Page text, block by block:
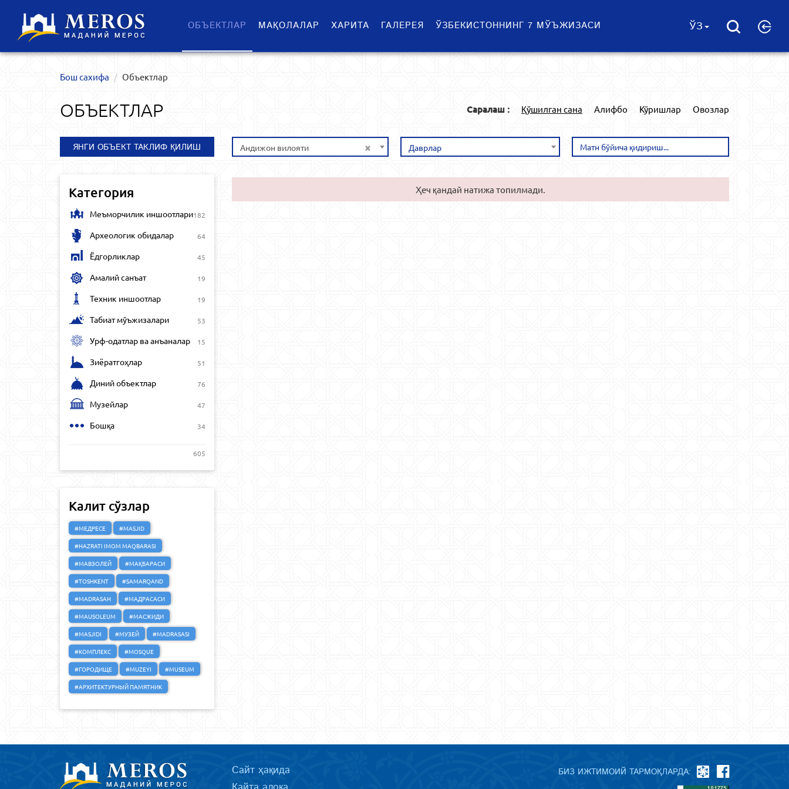
ОБЪЕКТЛАР МАҚОЛАЛАР ХАРИТА ГАЛЕРЕЯ ЎЗБЕКИСТОННИНГ 7 МЎЪЖИЗАСИ ЎЗ
Бош сахифа Объектлар
ОБЪЕКТЛАР Саралаш : Қўшилган сана Алифбо Кўришлар Овозлар
ЯНГИ ОБЪЕКТ ТАКЛИФ ҚИЛИШ
Категория
Меъморчилик иншоотлари182
Археологик обидалар 64
Ёдгорликлар 45
Амалий санъат 19
Техник иншоотлар 19
Табиат мўъжизалари 53
Урф-одатлар ва анъаналар 15
Зиёратгоҳлар 51
Диний объектлар 76
Музейлар 47
Бошқа 34
605
Калит сўзлар
#МЕДРЕСЕ
#MASJID
#HAZRATI IMOM MAQBARASI
#МАВЗОЛЕЙ
#МАҚБАРАСИ
#TOSHKENT
#SAMARQAND
#MADRASAH
#МАДРАСАСИ
#MAUSOLEUM
#МАСЖИДИ
#MASJIDI
#МУЗЕЙ
#MADRASASI
#КОМПЛЕКС
#MOSQUE
#ГОРОДИЩЕ
#MUZEYI
#MUSEUM
#АРХИТЕКТУРНЫЙ ПАМЯТНИК
×
Андижон вилояти Даврлар
Ҳеч қандай натижа топилмади.
Сайт ҳақида
БИЗ ИЖТИМОИЙ ТАРМОҚЛАРДА: